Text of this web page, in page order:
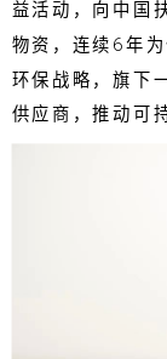
益活动，向中国
物资，连续6年
环保战略，旗下
供应商，推动可